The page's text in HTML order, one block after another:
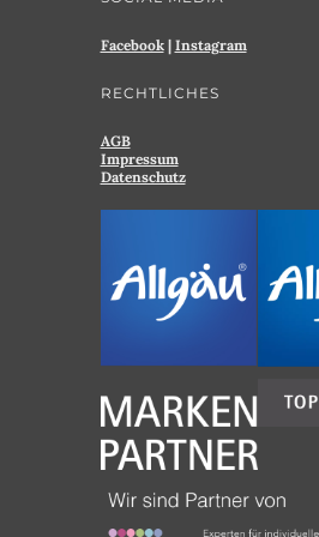
Facebook| Instagram
RECHTLICHES
AGB
Impressum
Datenschutz